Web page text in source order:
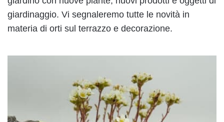
giardinaggio. Vi segnaleremo tutte le novità in
materia di orti sul terrazzo e decorazione.